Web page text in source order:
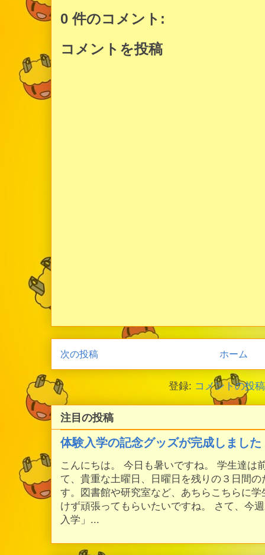
0 件のコメント:
コメントを投稿
次の投稿 ホーム
登録: コメントの投
注目の投稿
体験入学の記念グッズが完成しました
こんにちは。 今日も暑いですね。 学生達は
て、貴重な土曜日、日曜日を残りの３日間
す。図書館や研究室など、あちらこちらに
けず頑張ってもらいたいですね。 さて、今
入学」...